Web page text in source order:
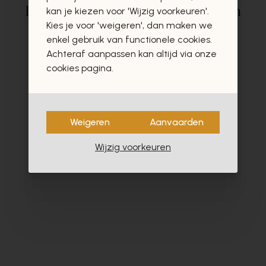
Deze producten zullen u zeker en
vast ook interesseren
kan je kiezen voor 'Wijzig voorkeuren'.
Kies je voor 'weigeren', dan maken we
enkel gebruik van functionele cookies.
Achteraf aanpassen kan altijd via onze
cookies pagina.
Weigeren Aanvaarden
Wijzig voorkeuren